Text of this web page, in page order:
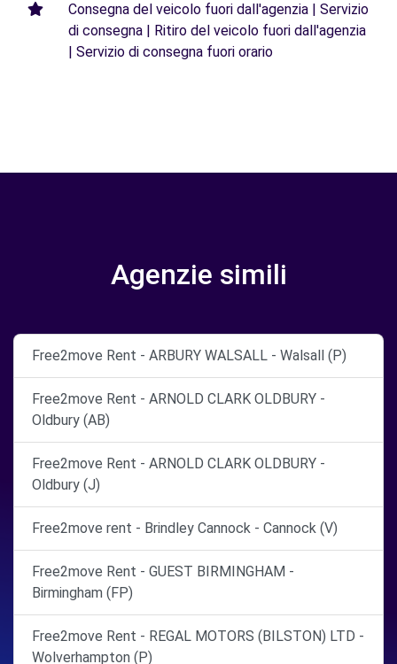
Consegna del veicolo fuori dall'agenzia | Servizio
di consegna | Ritiro del veicolo fuori dall'agenzia
| Servizio di consegna fuori orario
Agenzie simili
Free2move Rent - ARBURY WALSALL - Walsall (P)
Free2move Rent - ARNOLD CLARK OLDBURY -
Oldbury (AB)
Free2move Rent - ARNOLD CLARK OLDBURY -
Oldbury (J)
Free2move rent - Brindley Cannock - Cannock (V)
Free2move Rent - GUEST BIRMINGHAM -
Birmingham (FP)
Free2move Rent - REGAL MOTORS (BILSTON) LTD -
Wolverhampton (P)